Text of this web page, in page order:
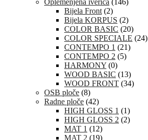
Oplemenjena iverica (146)
Bijela Front (2)
Bijela KORPUS (2)
COLOR BASIC (20)
COLOR SPECIALE (24)
CONTEMPO 1 (21)
CONTEMPO 2 (5)
HARMONY (0)
WOOD BASIC (13)
WOOD FRONT (34)
OSB ploče (8)
Radne ploče (42)
HIGH GLOSS 1 (1)
HIGH GLOSS 2 (2)
MAT 1 (12)
MAT 2 (19)